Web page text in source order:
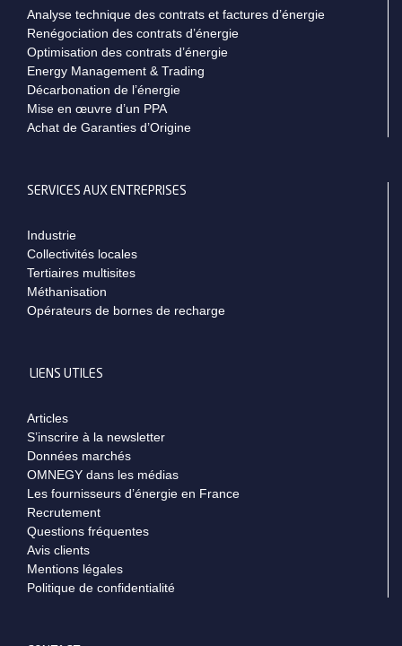
Analyse technique des contrats et factures d’énergie
Renégociation des contrats d’énergie
Optimisation des contrats d’énergie
Energy Management & Trading
Décarbonation de l’énergie
Mise en œuvre d’un PPA
Achat de Garanties d’Origine
SERVICES AUX ENTREPRISES
Industrie
Collectivités locales
Tertiaires multisites
Méthanisation
Opérateurs de bornes de recharge
LIENS UTILES
Articles
S’inscrire à la newsletter
Données marchés
OMNEGY dans les médias
Les fournisseurs d’énergie en France
Recrutement
Questions fréquentes
Avis clients
Mentions légales
Politique de confidentialité